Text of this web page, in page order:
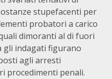
stupefacenti per
probatori a carico
dimoranti al di fuori
gli indagati figurano
agli arresti
procedimenti penali.